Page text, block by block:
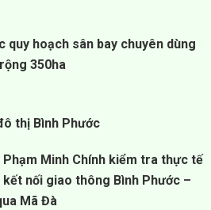
quy hoạch sân bay chuyên dùng
350ha
thị Bình Phước
Minh Chính kiểm tra thực tế
nối giao thông Bình Phước –
Mã Đà